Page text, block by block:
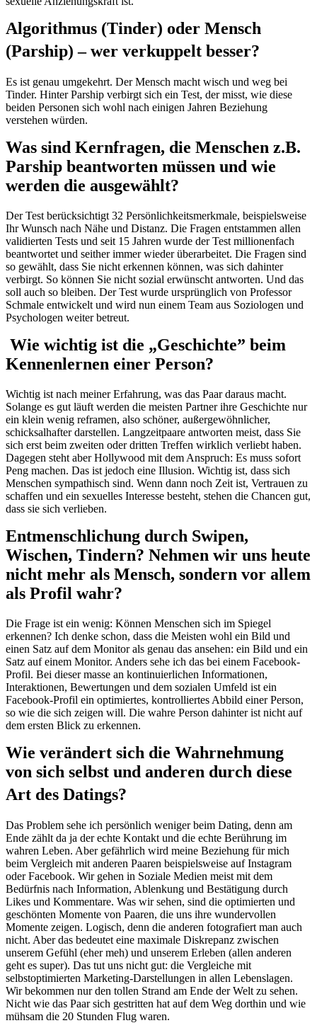
Algorithmus (Tinder) oder Mensch
(Parship) – wer verkuppelt besser?
Es ist genau umgekehrt. Der Mensch macht wisch und weg bei
Tinder. Hinter Parship verbirgt sich ein Test, der misst, wie diese
beiden Personen sich wohl nach einigen Jahren Beziehung
verstehen würden.
Was sind Kernfragen, die Menschen z.B.
Parship beantworten müssen und wie
werden die ausgewählt?
Der Test berücksichtigt 32 Persönlichkeitsmerkmale, beispielsweise
Ihr Wunsch nach Nähe und Distanz. Die Fragen entstammen allen
validierten Tests und seit 15 Jahren wurde der Test millionenfach
beantwortet und seither immer wieder überarbeitet. Die Fragen sind
so gewählt, dass Sie nicht erkennen können, was sich dahinter
verbirgt. So können Sie nicht sozial erwünscht antworten. Und das
soll auch so bleiben. Der Test wurde ursprünglich von Professor
Schmale entwickelt und wird nun einem Team aus Soziologen und
Psychologen weiter betreut.
Wie wichtig ist die „Geschichte” beim
Kennenlernen einer Person?
Wichtig ist nach meiner Erfahrung, was das Paar daraus macht.
Solange es gut läuft werden die meisten Partner ihre Geschichte nur
ein klein wenig reframen, also schöner, außergewöhnlicher,
schicksalhafter darstellen. Langzeitpaare antworten meist, dass Sie
sich erst beim zweiten oder dritten Treffen wirklich verliebt haben.
Dagegen steht aber Hollywood mit dem Anspruch: Es muss sofort
Peng machen. Das ist jedoch eine Illusion. Wichtig ist, dass sich
Menschen sympathisch sind. Wenn dann noch Zeit ist, Vertrauen zu
schaffen und ein sexuelles Interesse besteht, stehen die Chancen gut,
dass sie sich verlieben.
Entmenschlichung durch Swipen,
Wischen, Tindern? Nehmen wir uns heute
nicht mehr als Mensch, sondern vor allem
als Profil wahr?
Die Frage ist ein wenig: Können Menschen sich im Spiegel
erkennen? Ich denke schon, dass die Meisten wohl ein Bild und
einen Satz auf dem Monitor als genau das ansehen: ein Bild und ein
Satz auf einem Monitor. Anders sehe ich das bei einem Facebook-
Profil. Bei dieser masse an kontinuierlichen Informationen,
Interaktionen, Bewertungen und dem sozialen Umfeld ist ein
Facebook-Profil ein optimiertes, kontrolliertes Abbild einer Person,
so wie die sich zeigen will. Die wahre Person dahinter ist nicht auf
dem ersten Blick zu erkennen.
Wie verändert sich die Wahrnehmung
von sich selbst und anderen durch diese
Art des Datings?
Das Problem sehe ich persönlich weniger beim Dating, denn am
Ende zählt da ja der echte Kontakt und die echte Berührung im
wahren Leben. Aber gefährlich wird meine Beziehung für mich
beim Vergleich mit anderen Paaren beispielsweise auf Instagram
oder Facebook. Wir gehen in Soziale Medien meist mit dem
Bedürfnis nach Information, Ablenkung und Bestätigung durch
Likes und Kommentare. Was wir sehen, sind die optimierten und
geschönten Momente von Paaren, die uns ihre wundervollen
Momente zeigen. Logisch, denn die anderen fotografiert man auch
nicht. Aber das bedeutet eine maximale Diskrepanz zwischen
unserem Gefühl (eher meh) und unserem Erleben (allen anderen
geht es super). Das tut uns nicht gut: die Vergleiche mit
selbstoptimierten Marketing-Darstellungen in allen Lebenslagen.
Wir bekommen nur den tollen Strand am Ende der Welt zu sehen.
Nicht wie das Paar sich gestritten hat auf dem Weg dorthin und wie
mühsam die 20 Stunden Flug waren.